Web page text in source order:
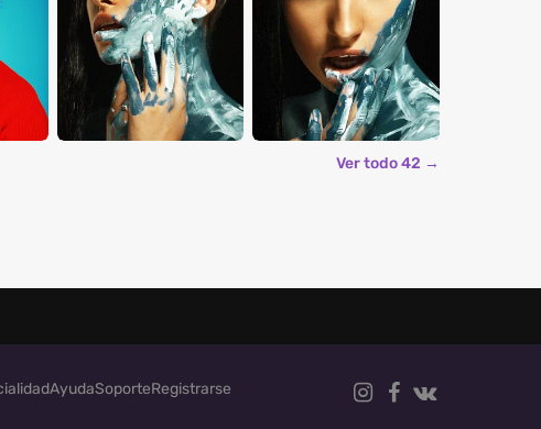
Ver todo 42 →
AyudaSoporteRegistrarse